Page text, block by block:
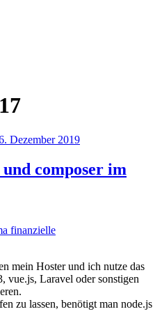
Dezember 2019
composer im
finanzielle
mein Hoster und ich nutze das
vue.js, Laravel oder sonstigen
zu lassen, benötigt man node.js